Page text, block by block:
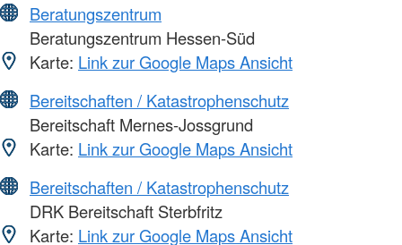
Beratungszentrum
Beratungszentrum Hessen-Süd
Karte: Link zur Google Maps Ansicht
Bereitschaften / Katastrophenschutz
Bereitschaft Mernes-Jossgrund
Karte: Link zur Google Maps Ansicht
Bereitschaften / Katastrophenschutz
DRK Bereitschaft Sterbfritz
Karte: Link zur Google Maps Ansicht